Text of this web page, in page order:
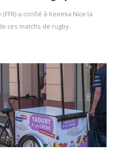
a confié à Keemia Nice la
ces matchs de rugby.